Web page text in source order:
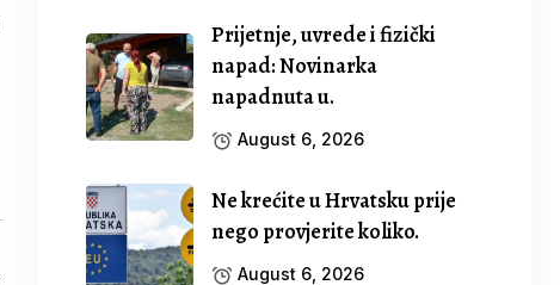
Prijetnje, uvrede i fizički
napad: Novinarka
napadnuta u.
August 6, 2026
Ne krećite u Hrvatsku prije
nego provjerite koliko.
August 6, 2026